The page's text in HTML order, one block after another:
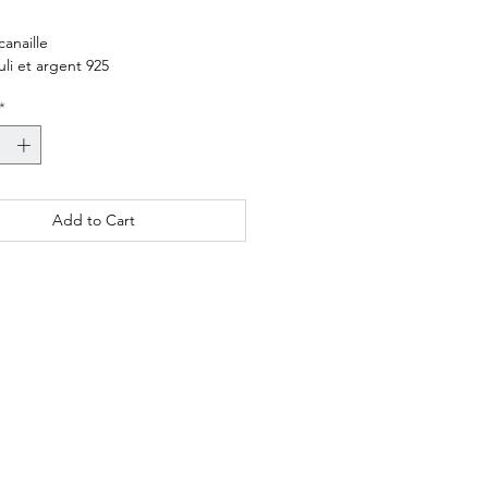
et argent 925
*
Add to Cart